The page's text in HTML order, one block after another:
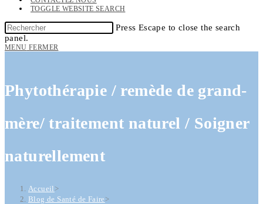
TOGGLE WEBSITE SEARCH
Press Escape to close the search
panel.
MENU FERMER
Phytothérapie / remède de grand-
mère/ traitement naturel / Soigner
naturellement
Accueil>
Blog de Santé de Faire>